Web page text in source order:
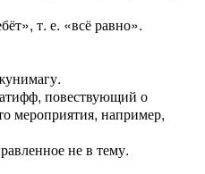
т. е. «всё равно».
повествующий о
мероприятия, например,
не в тему.